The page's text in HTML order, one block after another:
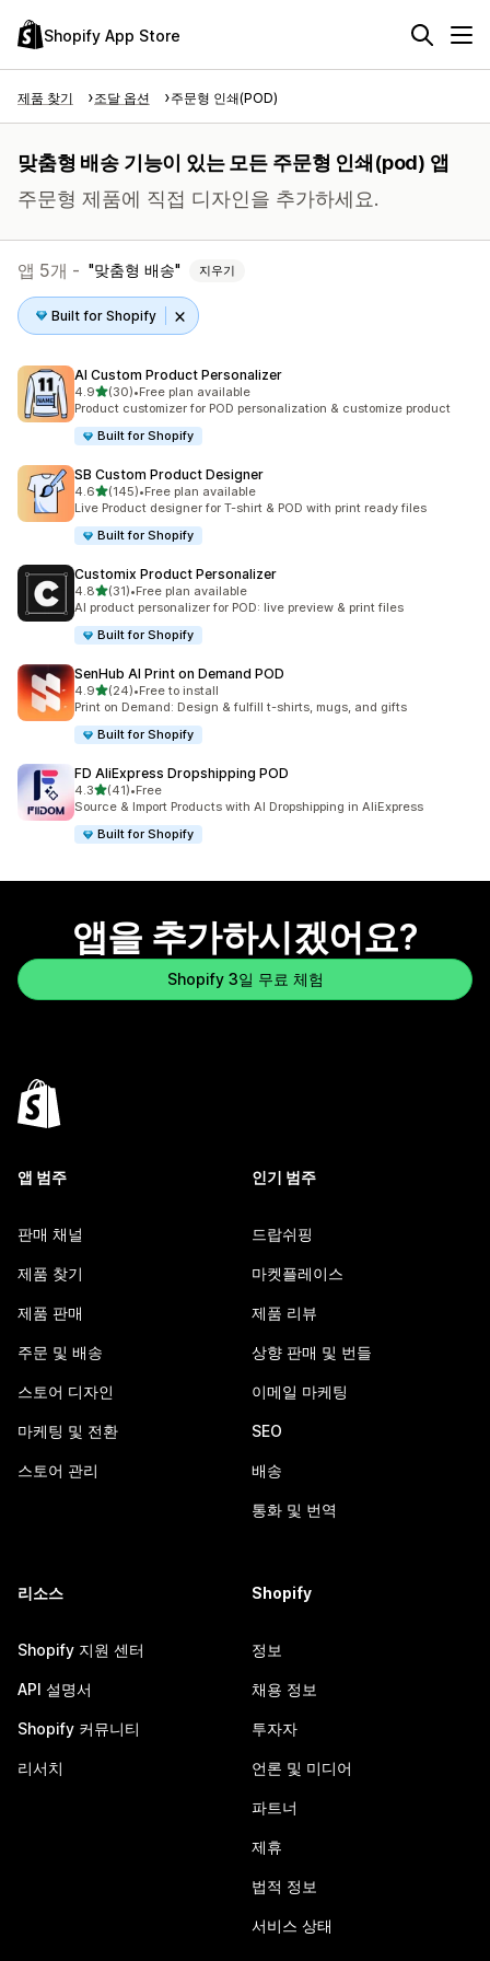
Shopify App Store
제품 찾기 조달 옵션 주문형 인쇄(POD)
맞춤형 배송 기능이 있는 모든 주문형 인쇄(pod) 앱
주문형 제품에 직접 디자인을 추가하세요.
앱 5개 - 맞춤형 배송 지우기
Built for Shopify
AI Custom Product Personalizer
4.9별 5개 중
(30)
총 리뷰 30개
•Free plan available
Product customizer for POD personalization & customize product
Built for Shopify
SB Custom Product Designer
4.6별 5개 중
(145)
총 리뷰 145개
•Free plan available
Live Product designer for T-shirt & POD with print ready files
Built for Shopify
Customix Product Personalizer
4.8별 5개 중
(31)
총 리뷰 31개
•Free plan available
AI product personalizer for POD: live preview & print files
Built for Shopify
SenHub AI Print on Demand POD
4.9별 5개 중
(24)
총 리뷰 24개
•Free to install
Print on Demand: Design & fulfill t-shirts, mugs, and gifts
Built for Shopify
FD AliExpress Dropshipping POD
4.3별 5개 중
(41)
총 리뷰 41개
•Free
Source & Import Products with AI Dropshipping in AliExpress
Built for Shopify
앱을 추가하시겠어요?
Shopify 3일 무료 체험
앱 범주
판매 채널
제품 찾기
제품 판매
주문 및 배송
스토어 디자인
마케팅 및 전환
스토어 관리
인기 범주
드랍쉬핑
마켓플레이스
제품 리뷰
상향 판매 및 번들
이메일 마케팅
SEO
배송
통화 및 번역
리소스
Shopify 지원 센터
API 설명서
Shopify 커뮤니티
리서치
Shopify
정보
채용 정보
투자자
언론 및 미디어
파트너
제휴
법적 정보
서비스 상태